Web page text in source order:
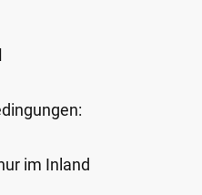
im Inland